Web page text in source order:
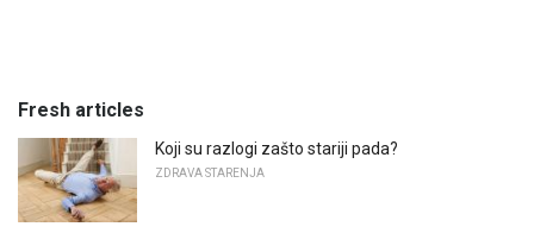
Fresh articles
Koji su razlogi zašto stariji pada?
ZDRAVA STARENJA